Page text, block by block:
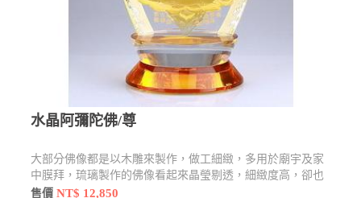
水晶阿彌陀佛/尊
大部分佛像都是以木雕來製作，做工細緻，多用於廟宇及家
中膜拜，琉璃製作的佛像看起來晶瑩剔透，細緻度高，卻也
不失莊嚴感，還有許多型態及樣貌
售價NT$ 12,850